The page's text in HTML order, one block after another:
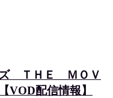
ズ ＴＨＥ ＭＯＶ
VOD配信情報】